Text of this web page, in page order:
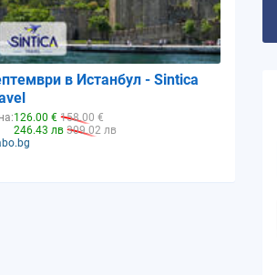
в Истанбул - Sintica
126.00 € 158.00 €
246.43 лв 309.02 лв